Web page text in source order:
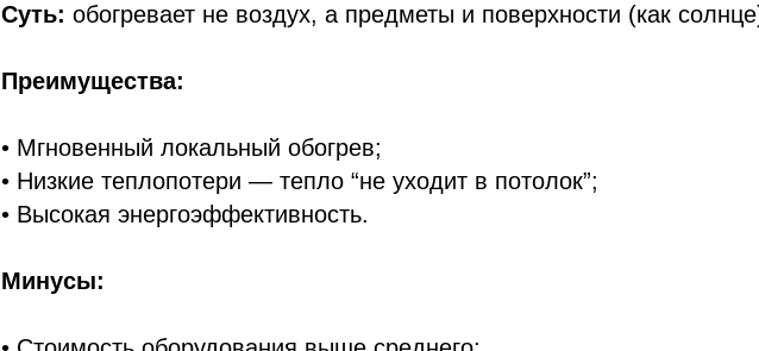
Суть: обогревает не воздух, а предметы и поверхности (как
Преимущества:
• Мгновенный локальный обогрев;
• Низкие теплопотери — тепло “не уходит в потолок”;
• Высокая энергоэффективность.
Минусы: